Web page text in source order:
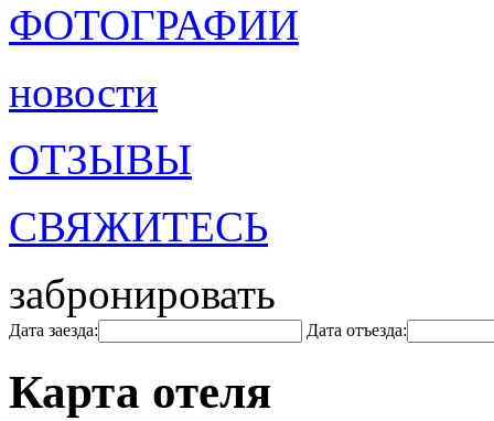
ФОТОГРАФИИ
новости
ОТЗЫВЫ
СВЯЖИТЕСЬ
забронировать
Дата заезда: Дата отъезда:
Карта отеля